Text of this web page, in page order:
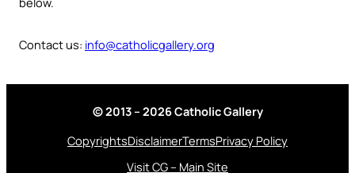
Contact us: info@catholicgallery.org
© 2013 – 2026 Catholic Gallery
CopyrightsDisclaimerTermsPrivacy Policy
Visit CG – Main Site